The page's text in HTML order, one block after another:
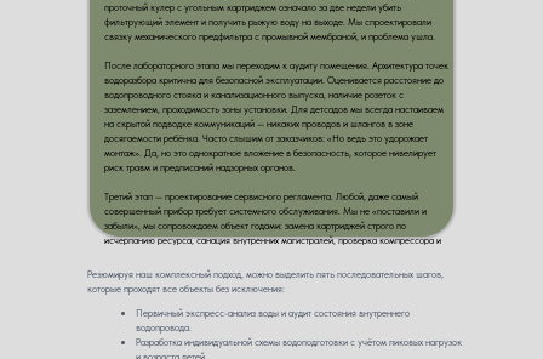
проточный кулер с угольным картриджем означало за две недели убить
фильтрующий элемент и получить рыжую воду на выходе. Мы спроектировали
связку механического предфильтра с промывной мембраной, и проблема ушла.
После лабораторного этапа мы переходим к аудиту помещения. Архитектура точек
водоразбора критична для безопасной эксплуатации. Оценивается расстояние до
водопроводного стояка и канализационного выпуска, наличие розеток с
заземлением, проходимость зоны установки. Для детсадов мы всегда настаиваем
на скрытой подводке коммуникаций — никаких проводов и шлангов в зоне
досягаемости ребёнка. Часто слышим от заказчиков: «Но ведь это удорожает
монтаж». Да, но это однократное вложение в безопасность, которое нивелирует
риск травм и предписаний надзорных органов.
Третий этап — проектирование сервисного регламента. Любой, даже самый
совершенный прибор требует системного обслуживания. Мы не «поставили и
забыли», мы сопровождаем объект годами: замена картриджей строго по
исчерпанию ресурса, санация внутренних магистралей, проверка компрессора и
«санитарного журнала», где фиксируется каждая профилактическая операция. Это
даёт прозрачность перед Роспотребнадзором и, главное, перед родителями,
которые сегодня вправе требовать документальное подтверждение качества
питьевой воды в группах.
Резюмируя наш комплексный подход, можно выделить пять последовательных шагов,
которые проходят все объекты без исключения:
Первичный экспресс-анализ воды и аудит состояния внутреннего
водопровода.
Разработка индивидуальной схемы водоподготовки с учётом пиковых нагрузок
и возраста детей.